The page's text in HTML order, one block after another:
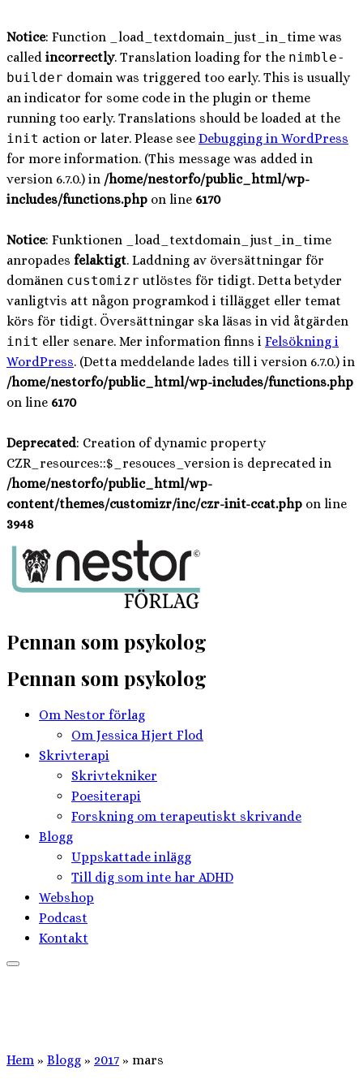
Notice: Function _load_textdomain_just_in_time was
called incorrectly. Translation loading for the nimble-
builder domain was triggered too early. This is usually
an indicator for some code in the plugin or theme
running too early. Translations should be loaded at the
init action or later. Please see Debugging in WordPress
for more information. (This message was added in
version 6.7.0.) in /home/nestorfo/public_html/wp-
includes/functions.php on line 6170
Notice: Funktionen _load_textdomain_just_in_time
anropades felaktigt. Laddning av översättningar för
domänen customizr utlöstes för tidigt. Detta betyder
vanligtvis att någon programkod i tillägget eller temat
körs för tidigt. Översättningar ska läsas in vid åtgärden
init eller senare. Mer information finns i Felsökning i
WordPress. (Detta meddelande lades till i version 6.7.0.) in
/home/nestorfo/public_html/wp-includes/functions.php
on line 6170
Deprecated: Creation of dynamic property
CZR_resources::$_resouces_version is deprecated in
/home/nestorfo/public_html/wp-
content/themes/customizr/inc/czr-init-ccat.php on line
3948
Hoppa
innehåll
Pennan som psykolog
Pennan som psykolog
Om Nestor förlag
Om Jessica Hjert Flod
Skrivterapi
Skrivtekniker
Poesiterapi
Forskning om terapeutiskt skrivande
Blogg
Uppskattade inlägg
Till dig som inte har ADHD
Webshop
Podcast
Kontakt
Hem » Blogg » 2017 » mars